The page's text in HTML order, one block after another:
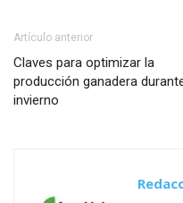
Artículo anterior
Claves para optimizar la
producción ganadera
invierno